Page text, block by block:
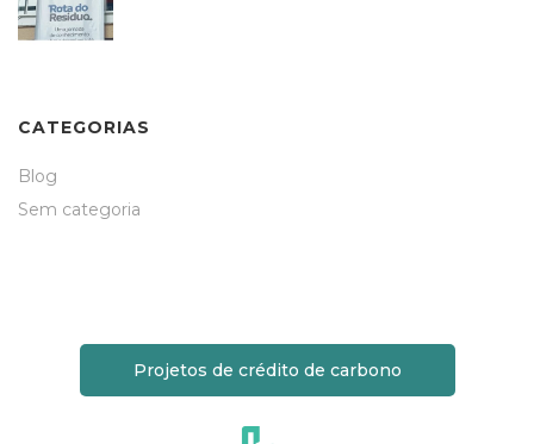
CATEGORIAS
Blog
Sem categoria
Projetos de crédito de carbono